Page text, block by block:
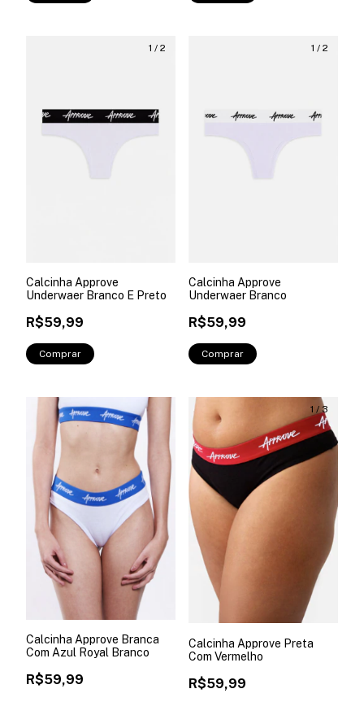
1 / 2
Calcinha Approve
Underwaer Branco E Preto
R$59,99
Comprar
1 / 2
Calcinha Approve
Underwaer Branco
R$59,99
Comprar
Calcinha Approve Branca
Com Azul Royal Branco
R$59,99
1 / 3
Calcinha Approve Preta
Com Vermelho
R$59,99